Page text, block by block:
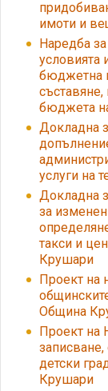
имоти и
Наредба
условията
бюджетна
бюджета
Докладна
услуги на
Докладна
за
такси и
Крушари
Проект на
Община
Проект на
детски
Крушари